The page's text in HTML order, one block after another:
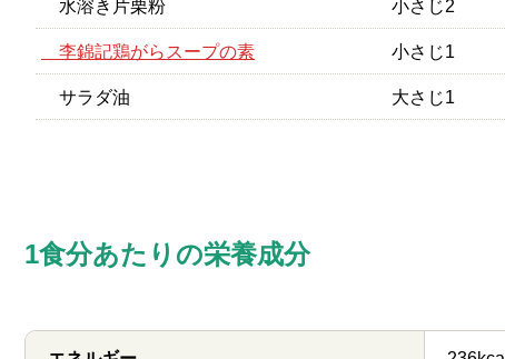
水溶き片栗粉 小さじ2
李錦記鶏がらスープの素 小さじ1
サラダ油 大さじ1
1食分あたりの栄養成分